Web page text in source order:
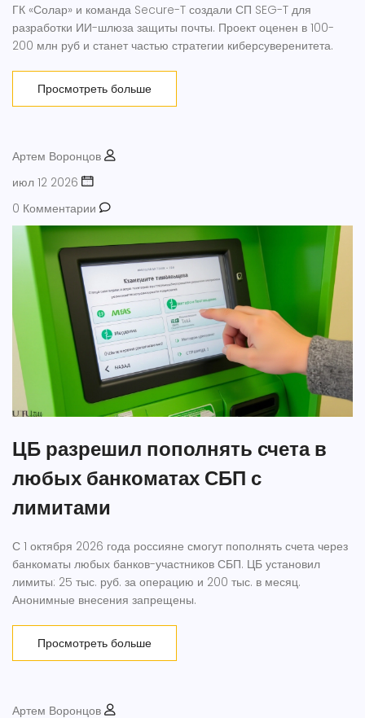
ГК «Солар» и команда Secure-T создали СП SEG-T для
разработки ИИ-шлюза защиты почты. Проект оценен в 100-
200 млн руб и станет частью стратегии киберсуверенитета.
Просмотреть больше
Артем Воронцов
июл 12 2026
0 Комментарии
ЦБ разрешил пополнять счета в
любых банкоматах СБП с
лимитами
С 1 октября 2026 года россияне смогут пополнять счета через
банкоматы любых банков-участников СБП. ЦБ установил
лимиты: 25 тыс. руб. за операцию и 200 тыс. в месяц.
Анонимные внесения запрещены.
Просмотреть больше
Артем Воронцов